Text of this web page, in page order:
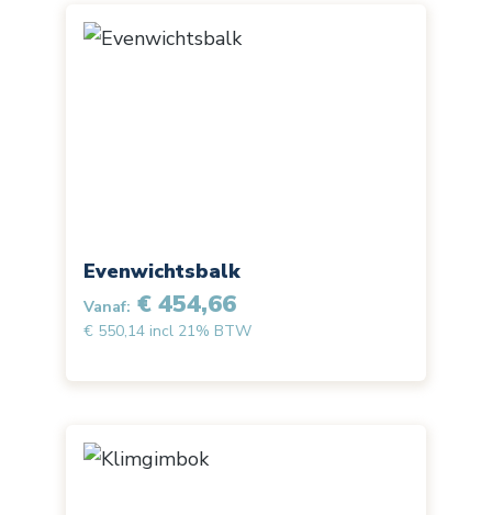
Evenwichtsbalk
Vanaf: € 454,66
€ 550,14 incl 21% BTW